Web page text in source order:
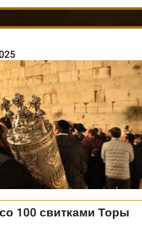
100 свитками Торы